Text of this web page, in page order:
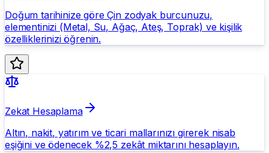
Doğum tarihinize göre Çin zodyak burcunuzu,
elementinizi (Metal, Su, Ağaç, Ateş, Toprak) ve kişilik
özelliklerinizi öğrenin.
Zekat Hesaplama
Altın, nakit, yatırım ve ticari mallarınızı girerek nisab
eşiğini ve ödenecek %2,5 zekât miktarını hesaplayın.